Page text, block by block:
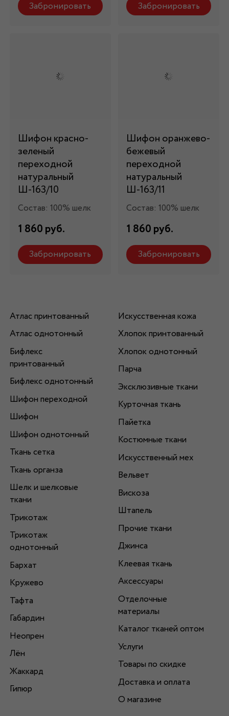
Забронировать Забронировать
Шифон красно-
зеленый
переходной
натуральный
Ш-163/10
Состав: 100% шелк
1 860 руб.
Забронировать
Шифон оранжево-
бежевый
переходной
натуральный
Ш-163/11
Состав: 100% шелк
1 860 руб.
Забронировать
Атлас принтованный
Атлас однотонный
Бифлекс
принтованный
Бифлекс однотонный
Шифон переходной
Шифон
Шифон однотонный
Ткань сетка
Ткань органза
Шелк и шелковые
ткани
Трикотаж
Трикотаж
однотонный
Бархат
Кружево
Тафта
Габардин
Неопрен
Лён
Жаккард
Гипюр
Искусственная кожа
Хлопок принтованный
Хлопок однотонный
Парча
Эксклюзивные ткани
Курточная ткань
Пайетка
Костюмные ткани
Искусственный мех
Вельвет
Вискоза
Штапель
Прочие ткани
Джинса
Клеевая ткань
Аксессуары
Отделочные
материалы
Каталог тканей оптом
Услуги
Товары по скидке
Доставка и оплата
О магазине